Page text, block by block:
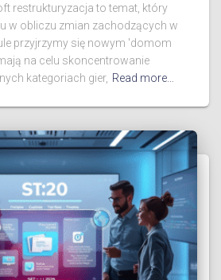
restrukturyzacja to temat, który
w obliczu zmian zachodzących w
przyjrzymy się nowym 'domom
na celu skoncentrowanie
kategoriach gier, Read more…